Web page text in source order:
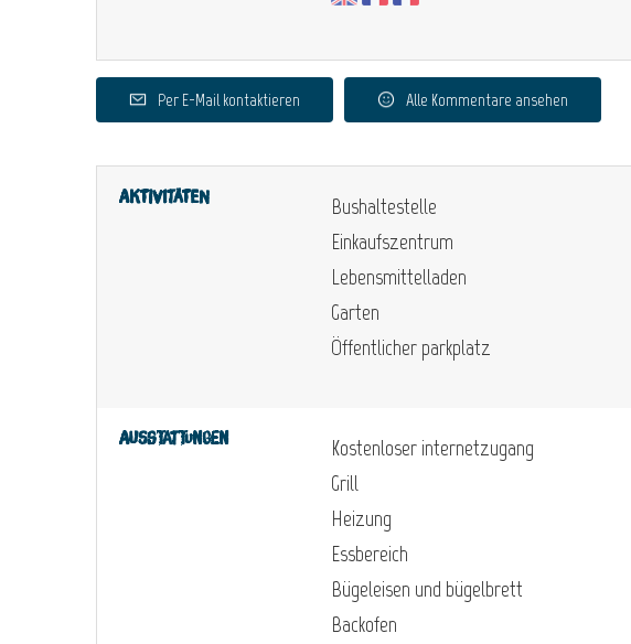
Per E-Mail kontaktieren Alle Kommentare ansehen
Aktivitäten
Bushaltestelle
Einkaufszentrum
Lebensmittelladen
Garten
Öffentlicher parkplatz
Ausstattungen
Kostenloser internetzugang
Grill
Heizung
Essbereich
Bügeleisen und bügelbrett
Backofen